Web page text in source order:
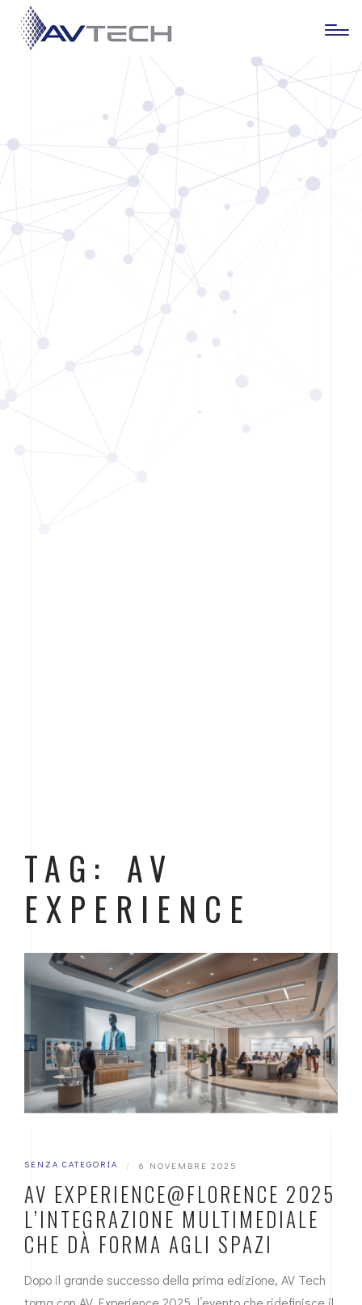
TAG: AV
EXPERIENCE
SENZA CATEGORIA | 6 NOVEMBRE 2025
AV EXPERIENCE@FLORENCE 2025
L’INTEGRAZIONE MULTIMEDIALE
CHE DÀ FORMA AGLI SPAZI
Dopo il grande successo della prima edizione, AV Tech